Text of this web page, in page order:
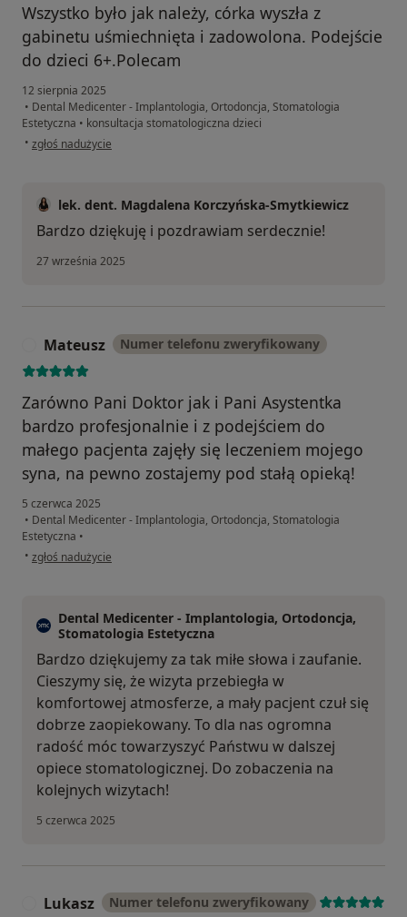
Wszystko było jak należy, córka wyszła z
gabinetu uśmiechnięta i zadowolona. Podejście
do dzieci 6+.Polecam
12 sierpnia 2025
• Dental Medicenter - Implantologia, Ortodoncja, Stomatologia
Estetyczna • konsultacja stomatologiczna dzieci
• w opinii użytkownika MK
zgłoś nadużycie
lek. dent. Magdalena Korczyńska-Smytkiewicz
Bardzo dziękuję i pozdrawiam serdecznie!
27 września 2025
Mateusz Numer telefonu zweryfikowany
Zarówno Pani Doktor jak i Pani Asystentka
bardzo profesjonalnie i z podejściem do
małego pacjenta zajęły się leczeniem mojego
syna, na pewno zostajemy pod stałą opieką!
5 czerwca 2025
• Dental Medicenter - Implantologia, Ortodoncja, Stomatologia
Estetyczna •
• w opinii użytkownika Mateusz
zgłoś nadużycie
Dental Medicenter - Implantologia, Ortodoncja,
Stomatologia Estetyczna
Bardzo dziękujemy za tak miłe słowa i zaufanie.
Cieszymy się, że wizyta przebiegła w
komfortowej atmosferze, a mały pacjent czuł się
dobrze zaopiekowany. To dla nas ogromna
radość móc towarzyszyć Państwu w dalszej
opiece stomatologicznej. Do zobaczenia na
kolejnych wizytach!
5 czerwca 2025
Lukasz Numer telefonu zweryfikowany